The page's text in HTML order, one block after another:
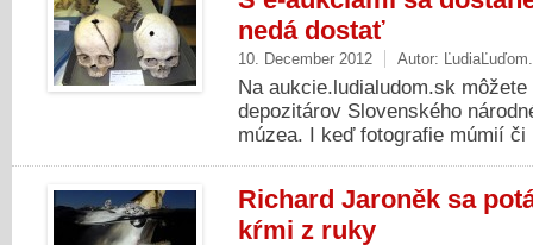
nedá dostať
10. December 2012 Autor:
Na aukcie.ludialudom.sk
depozitárov Slovenského
múzea. I keď fotografie múmií
Richard Jaroněk sa
kŕmi z ruky